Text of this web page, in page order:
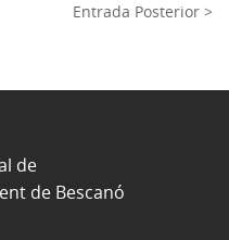
Entrada Posterior >
de
de Bescanó